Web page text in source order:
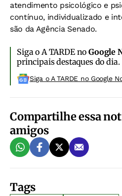
atendimento psicológico e
contínuo, individualizado e
são da Agência Senado.
Siga o A TARDE noGoogle
principais destaques do dia.
Siga o A TARDE no Google
Compartilhe essa
amigos
Tags